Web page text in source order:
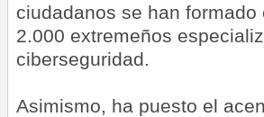
ciudadanos se han
2.000 extremeños
ciberseguridad.
Asimismo, ha puesto el